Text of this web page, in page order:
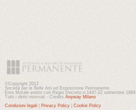
©Copyright 2012
Società per le Belle Arti ed Esposizione Permanente
Ente Morale eretto con Regio Decreto n.1447-22 settembre 1884
Tutti i diritti riservati - Credits Anyway Milano
Condizioni legali
Privacy Policy Cookie Policy